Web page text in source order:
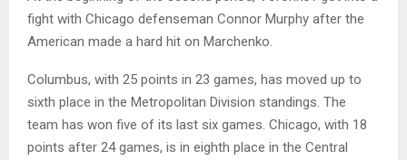
fight with Chicago defenseman Connor Murphy after the
American made a hard hit on Marchenko.
Columbus, with 25 points in 23 games, has moved up to
sixth place in the Metropolitan Division standings. The
team has won five of its last six games. Chicago, with 18
points after 24 games, is in eighth place in the Central